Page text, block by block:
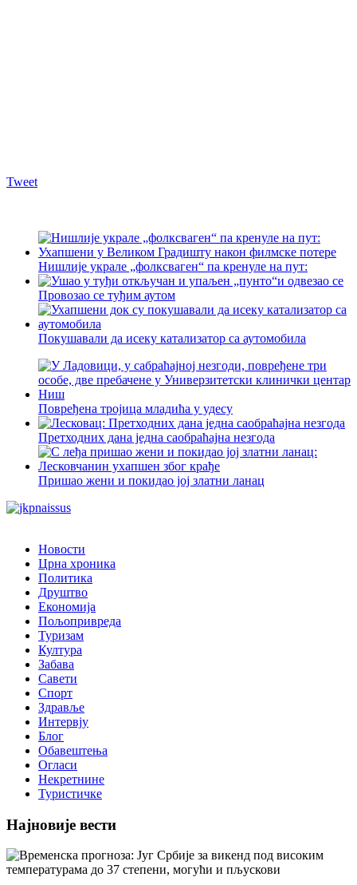
Tweet
Нишлије украле „фолксваген“ па кренуле на пут:
Провозао се туђим аутом
Покушавали да исеку катализатор са аутомобила
Повређена тројица младића у удесу
Претходних дана једна саобраћајна незгода
Пришао жени и покидао јој златни ланац
Новости
Црна хроника
Политика
Друштво
Економија
Пољопривреда
Туризам
Култура
Забава
Савети
Спорт
Здравље
Интервју
Блог
Обавештења
Огласи
Некретнине
Туристичке
Најновије вести